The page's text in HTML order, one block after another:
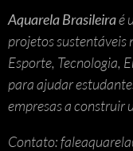
Aquarela Brasileiraé
projetos sustentáveis
Esporte, Tecnologia,
para ajudar
empresas a construir
Contato: